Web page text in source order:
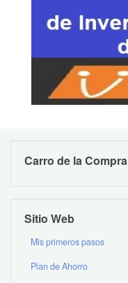
Carro de la Compra
Sitio Web
Mis primeros pasos
Plan de Ahorro